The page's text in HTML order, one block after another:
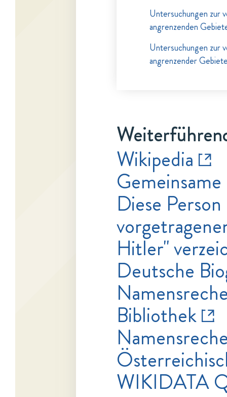
Untersuchungen zur
angrenzenden
Untersuchungen zur
angrenzender
Wikipedia
Diese
Hitler"
Deutsche
Bibliothek
WIKIDATA